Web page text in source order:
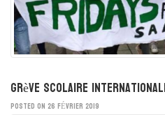
Grève scolaire
POSTED ON 26 FÉVRIER 2019